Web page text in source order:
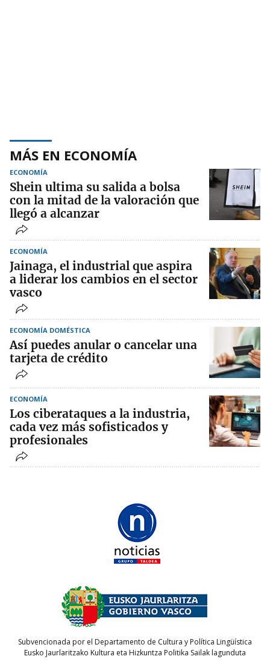
MÁS EN ECONOMÍA
ECONOMÍA
Shein ultima su salida a bolsa
con la mitad de la valoración que
llegó a alcanzar
ECONOMÍA
Jainaga, el industrial que aspira
a liderar los cambios en el sector
vasco
ECONOMÍA DOMÉSTICA
Así puedes anular o cancelar una
tarjeta de crédito
ECONOMÍA
Los ciberataques a la industria,
cada vez más sofisticados y
profesionales
Subvencionada por el Departamento de Cultura y Política Lingüística
Eusko Jaurlaritzako Kultura eta Hizkuntza Politika Sailak lagunduta